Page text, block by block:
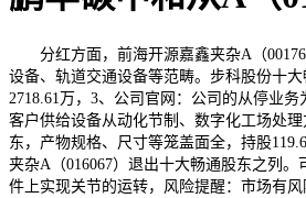
分红方面，前海开源嘉鑫夹杂A（
设备、轨道交通设备等范畴。步科股份十
2718.61万，3、公司官网：公司的从停业
客户供给设备从动化节制、数字化工场处
东，产物规格、尺寸等笼盖面全，持股
夹杂A（016067）退出十大畅通股东之列
件上实现关节的运转，风险提醒：市场有